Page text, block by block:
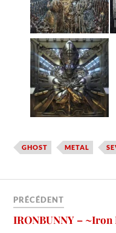
GHOST METAL
PRÉCÉDENT
IRONBUNNY –